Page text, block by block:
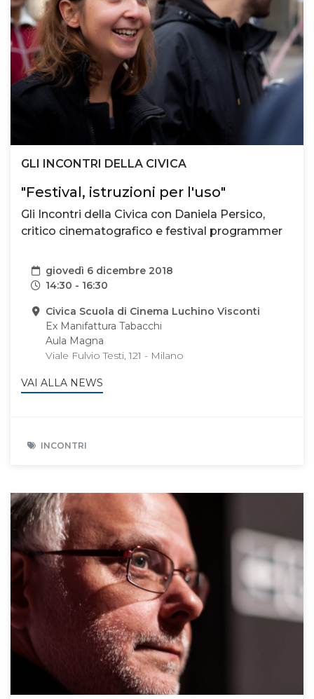
GLI INCONTRI DELLA CIVICA
"Festival, istruzioni per l'uso"
Gli Incontri della Civica con Daniela Persico,
critico cinematografico e festival programmer
Data
giovedì 6 dicembre 2018
Orari
14:30 - 16:30
Sede
Civica Scuola di Cinema Luchino Visconti
Ex Manifattura Tabacchi
Aula Magna
Viale Fulvio Testi, 121 - Milano
VAI ALLA NEWS
INCONTRI